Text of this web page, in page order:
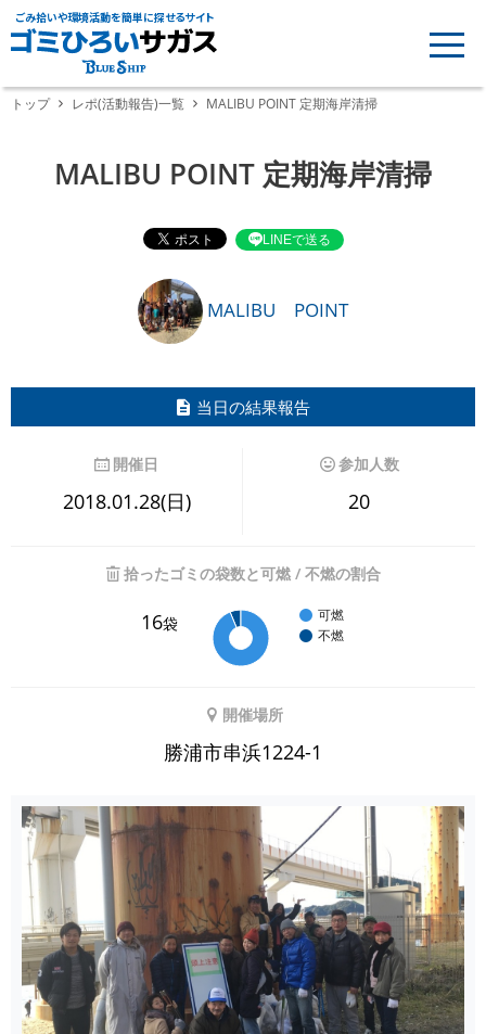
ごみ拾いや環境活動を簡単に探せるサイト
トップ レポ(活動報告)一覧 MALIBU POINT 定期海岸清掃
MALIBU POINT 定期海岸清掃
LINEで送る
MALIBU POINT
当日の結果報告
開催日
2018.01.28(日)
参加人数
20
拾ったゴミの袋数と可燃 / 不燃の割合
16袋
可燃
不燃
開催場所
勝浦市串浜1224-1